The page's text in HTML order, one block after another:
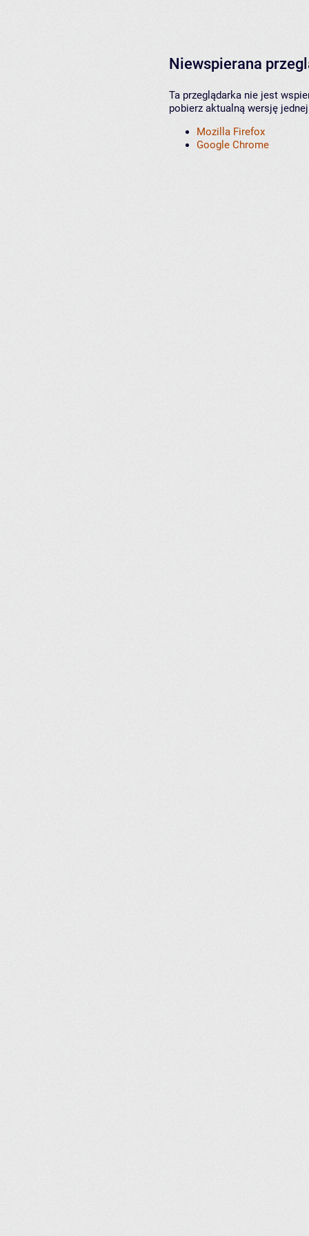
Niewspierana
Ta przeglądarka nie jest
pobierz aktualną wersję
Mozilla Firefox
Google Chrome